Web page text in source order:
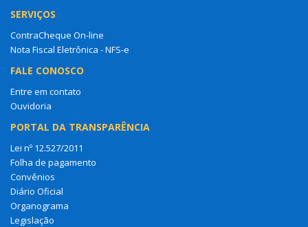
SERVIÇOS
ContraCheque On-line
Nota Fiscal Eletrônica - NFS-e
FALE CONOSCO
Entre em contato
Ouvidoria
PORTAL DA TRANSPARÊNCIA
Lei nº 12.527/2011
Folha de pagamento
Convênios
Diário Oficial
Organograma
Legislação